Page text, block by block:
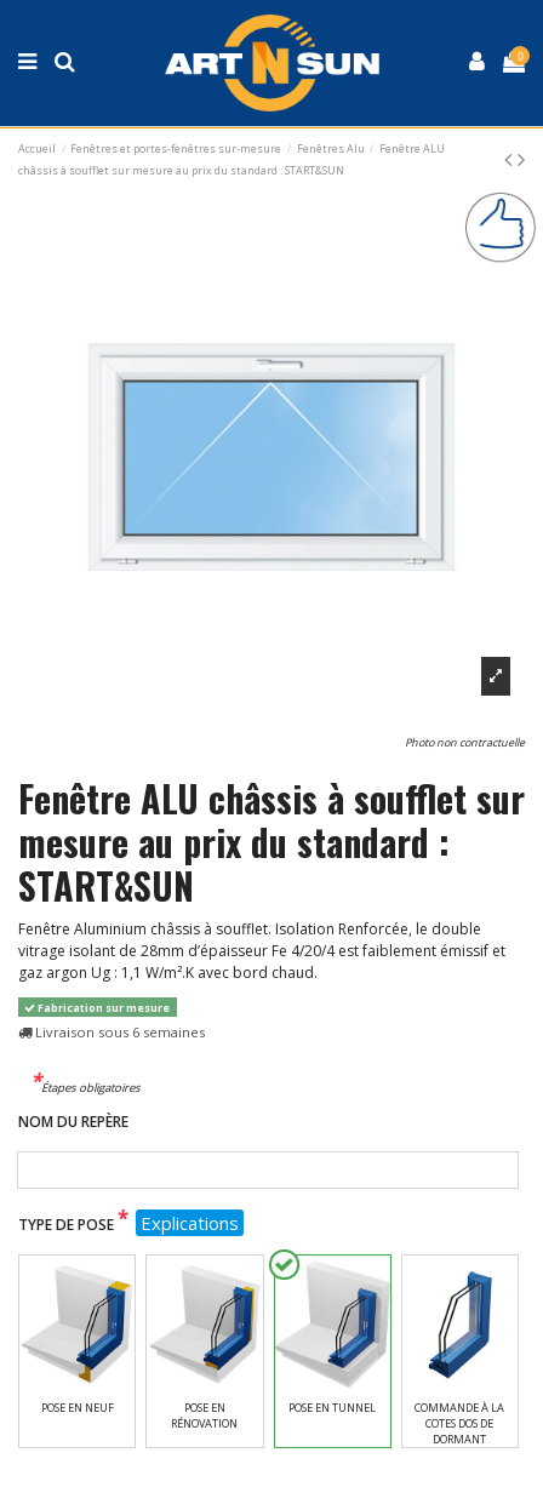
0
Accueil Fenêtres et portes-fenêtres sur-mesure Fenêtres Alu
Fenêtre ALU
châssis à soufflet sur mesure au prix du standard : START&SUN
Photo non contractuelle
Fenêtre ALU châssis à soufflet sur
mesure au prix du standard :
START&SUN
Fenêtre Aluminium châssis à soufflet. Isolation Renforcée, le double
vitrage isolant de 28mm d’épaisseur Fe 4/20/4 est faiblement émissif et
gaz argon Ug : 1,1 W/m².K avec bord chaud.
Fabrication sur mesure
Livraison sous 6 semaines
*Étapes obligatoires
NOM DU REPÈRE
TYPE DE POSE* Explications
POSE EN NEUF
POSE EN
RÉNOVATION
POSE EN TUNNEL
COMMANDE À LA
COTES DOS DE
DORMANT